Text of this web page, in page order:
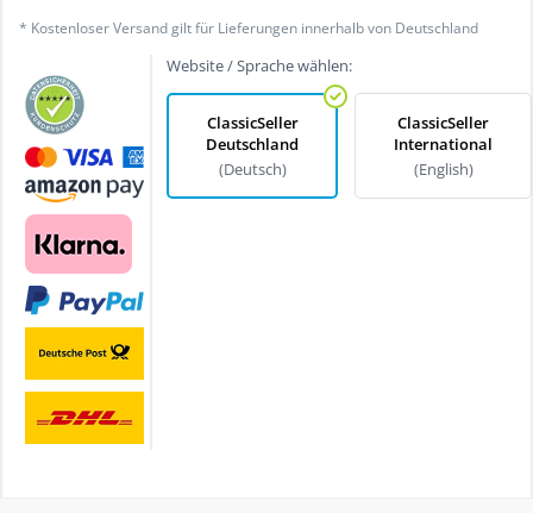
* Kostenloser Versand gilt für Lieferungen innerhalb von Deutschland
Website / Sprache wählen:
ClassicSeller
Deutschland
(Deutsch)
ClassicSeller
International
(English)